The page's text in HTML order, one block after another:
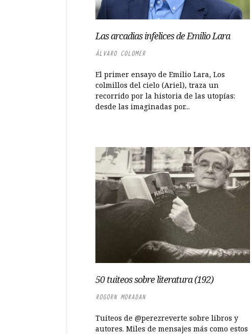
Las arcadias infelices de Emilio Lara
ÁLVARO COLOMER
El primer ensayo de Emilio Lara, Los
colmillos del cielo (Ariel), traza un
recorrido por la historia de las utopías:
desde las imaginadas por...
50 tuiteos sobre literatura (192)
ROGORN MORADAN
Tuiteos de @perezreverte sobre libros y
autores. Miles de mensajes más como estos